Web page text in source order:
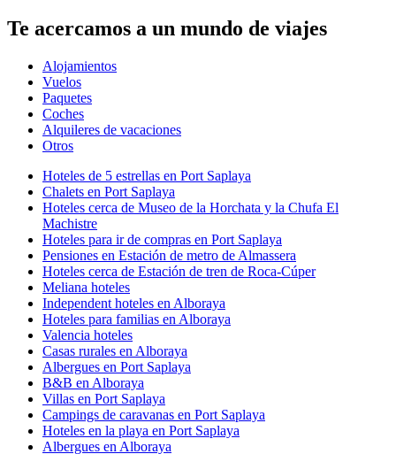
Te acercamos a un mundo de viajes
Alojamientos
Vuelos
Paquetes
Coches
Alquileres de vacaciones
Otros
Hoteles de 5 estrellas en Port Saplaya
Chalets en Port Saplaya
Hoteles cerca de Museo de la Horchata y la Chufa El
Machistre
Hoteles para ir de compras en Port Saplaya
Pensiones en Estación de metro de Almassera
Hoteles cerca de Estación de tren de Roca-Cúper
Meliana hoteles
Independent hoteles en Alboraya
Hoteles para familias en Alboraya
Valencia hoteles
Casas rurales en Alboraya
Albergues en Port Saplaya
B&B en Alboraya
Villas en Port Saplaya
Campings de caravanas en Port Saplaya
Hoteles en la playa en Port Saplaya
Albergues en Alboraya